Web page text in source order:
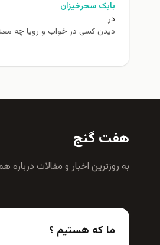
بابک سحرخیزان
در
دیدن کسی در خواب و رویا چه
هفت گنج
به روزترين اخبار و مقالات درباره
ما که هستیم ؟